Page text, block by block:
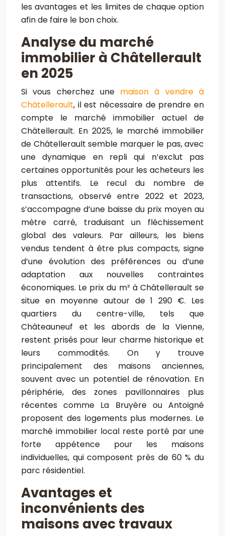
les avantages et les limites de chaque option
afin de faire le bon choix.
Analyse du marché
immobilier à Châtellerault
en 2025
Si vous cherchez une maison à vendre à
Châtellerault, il est nécessaire de prendre en
compte le marché immobilier actuel de
Châtellerault. En 2025, le marché immobilier
de Châtellerault semble marquer le pas, avec
une dynamique en repli qui n’exclut pas
certaines opportunités pour les acheteurs les
plus attentifs. Le recul du nombre de
transactions, observé entre 2022 et 2023,
s’accompagne d’une baisse du prix moyen au
mètre carré, traduisant un fléchissement
global des valeurs. Par ailleurs, les biens
vendus tendent à être plus compacts, signe
d’une évolution des préférences ou d’une
adaptation aux nouvelles contraintes
économiques. Le prix du m² à Châtellerault se
situe en moyenne autour de 1 290 €. Les
quartiers du centre-ville, tels que
Châteauneuf et les abords de la Vienne,
restent prisés pour leur charme historique et
leurs commodités. On y trouve
principalement des maisons anciennes,
souvent avec un potentiel de rénovation. En
périphérie, des zones pavillonnaires plus
récentes comme La Bruyère ou Antoigné
proposent des logements plus modernes. Le
marché immobilier local reste porté par une
forte appétence pour les maisons
individuelles, qui composent près de 60 % du
parc résidentiel.
Avantages et
inconvénients des
maisons avec travaux